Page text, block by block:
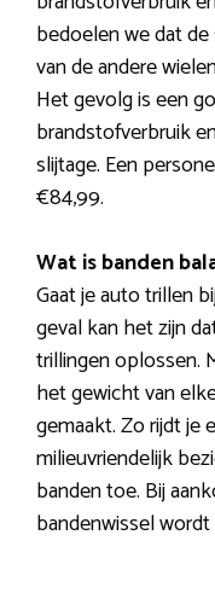
bedoelen we dat
van de andere
Het gevolg is een
brandstofverbruik
slijtage. Een
€84,99.
Wat is banden
Gaat je auto trillen
geval kan het zijn
trillingen oplossen.
het gewicht van
gemaakt. Zo rijdt je
milieuvriendelijk
banden toe. Bij
bandenwissel